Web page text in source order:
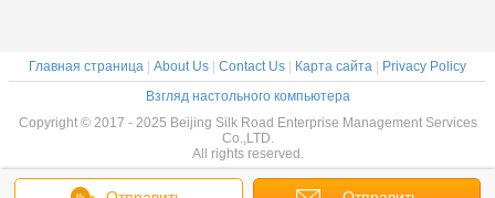
Главная страница About Us Contact Us Карта сайта
Privacy Policy
Взгляд настольного компьютера
Copyright © 2017 - 2025 Beijing Silk Road Enterprise Management Services
Co.,LTD.
All rights reserved.